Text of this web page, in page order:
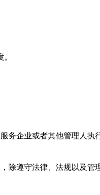
企业或者其他管理人执
遵守法律、法规以及管